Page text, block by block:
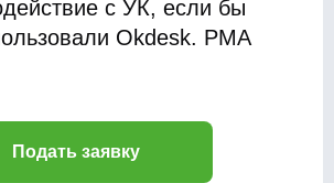
с УК, если бы
Okdesk. PMA
Подать заявку